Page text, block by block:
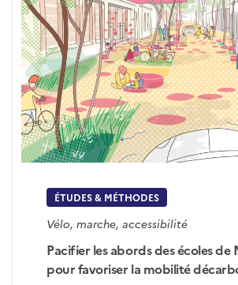
ÉTUDES & MÉTHODES
Vélo, marche, accessibilité
Pacifier les abords des écoles de
pour favoriser la mobilité